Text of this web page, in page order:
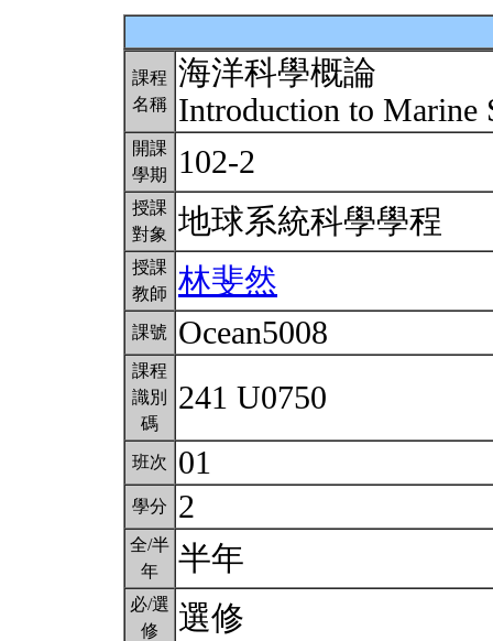
課程
名稱
海洋科學概論
Introduction to Marine
開課
學期
102-2
授課
對象
地球系統科學學程
授課
教師
林斐然
課號 Ocean5008
課程
識別
碼
241 U0750
班次 01
學分 2
全/半
年
半年
必/選
修
選修